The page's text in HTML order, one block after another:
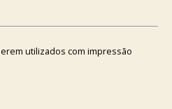
utilizados com impressão